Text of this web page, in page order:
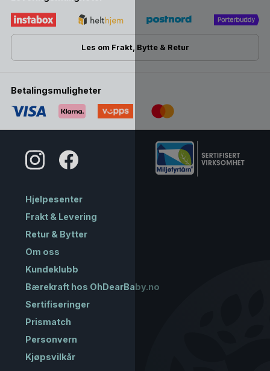
Les om Frakt, Bytte & Retur
Betalingsmuligheter
Hjelpesenter
Frakt & Levering
Retur & Bytter
Om oss
Kundeklubb
Bærekraft hos OhDearBaby.no
Sertifiseringer
Prismatch
Personvern
Kjøpsvilkår